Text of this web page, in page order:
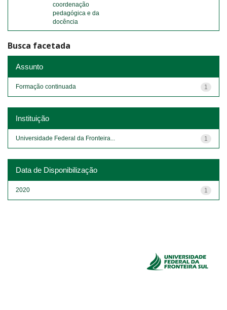
coordenação
pedagógica e da
docência
Busca facetada
Assunto
1
Formação continuada
Instituição
1
Universidade Federal da Fronteira...
Data de Disponibilização
1
2020